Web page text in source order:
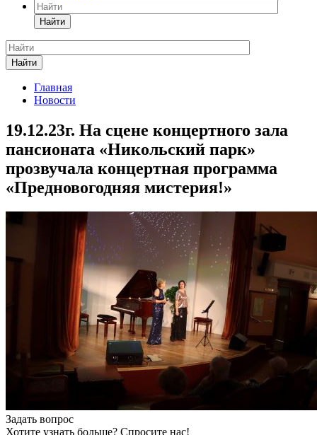
Найти
Найти
Главная
Новости
19.12.23г. На сцене концертного зала
пансионата «Никольский парк»
прозвучала концертная программа
«Предновогодняя мистерия!»
Задать вопрос
Хотите узнать больше? Спросите нас!